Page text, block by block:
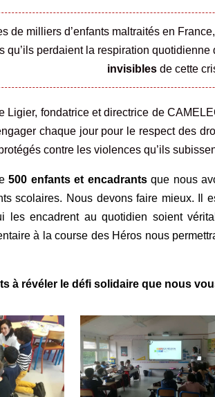
de milliers d’enfants maltraités en
qu’ils perdaient la respiration
invisiblesde cette
Ligier, fondatrice et directrice de
chaque jour pour le respect des
contre les violences qu’ils
500 enfants et encadrantsque nous
scolaires. Nous devons faire mieux. Il
les encadrent au quotidien soient
à la course des Héros nous
à révéler le défi solidaire que nous